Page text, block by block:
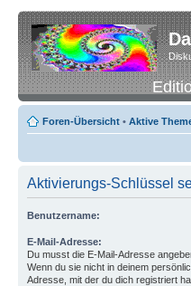
Foren-Übersicht • Aktive
Aktivierungs-Schlüssel
Benutzername:
E-Mail-Adresse:
Du musst die E-Mail-Adresse
Wenn du sie nicht in deinem
Adresse, mit der du dich registriert